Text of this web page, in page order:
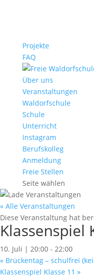
Projekte
FAQ
Über uns
Veranstaltungen
Waldorfschule
Schule
Unterricht
Instagram
Berufskolleg
Anmeldung
Freie Stellen
Seite wählen
« Alle Veranstaltungen
Diese Veranstaltung hat
Klassenspiel
10. Juli | 20:00 - 22:00
« Brückentag – schulfrei
Klassenspiel Klasse 11 »